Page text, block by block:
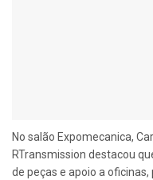
No salão Expomecanica,
RTransmission destacou
de peças e apoio a oficinas,